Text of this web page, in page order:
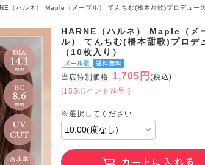
（ハルネ） Maple（メープル） てんちむ(橋本甜歌)プロデュー
HARNE（ハルネ） Maple（メ
ル） てんちむ(橋本甜歌)プロデ
（10枚入り）
当店特別価格 1,705円 (税込)
[155ポイント進呈 ]